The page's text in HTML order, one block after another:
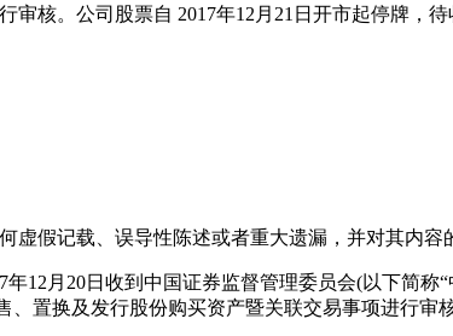
核。公司股票自 2017年12月21日开市起停牌，
假记载、误导性陈述或者重大遗漏，并对其内容
月20日收到中国证券监督管理委员会(以下简称
置换及发行股份购买资产暨关联交易事项进行审核